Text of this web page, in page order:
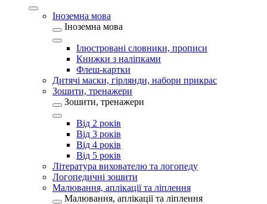
Іноземна мова
Іноземна мова
Ілюстровані словники, прописи
Книжки з наліпками
Флеш-картки
Дитячі маски, гірлянди, набори прикрас
Зошити, тренажери
Зошити, тренажери
Від 2 років
Від 3 років
Від 4 років
Від 5 років
Література вихователю та логопеду
Логопедичні зошити
Малювання, аплікації та ліплення
Малювання, аплікації та ліплення